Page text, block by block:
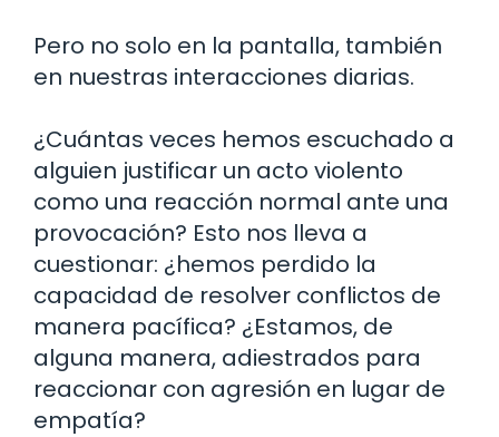
Pero no solo en la pantalla, también
en nuestras interacciones diarias.
¿Cuántas veces hemos escuchado a
alguien justificar un acto violento
como una reacción normal ante una
provocación? Esto nos lleva a
cuestionar: ¿hemos perdido la
capacidad de resolver conflictos de
manera pacífica? ¿Estamos, de
alguna manera, adiestrados para
reaccionar con agresión en lugar de
empatía?